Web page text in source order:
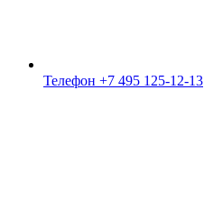
Телефон +7 495 125-12-13